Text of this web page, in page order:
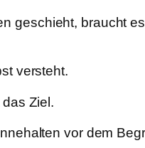
geschieht, braucht
versteht.
Ziel.
vor dem